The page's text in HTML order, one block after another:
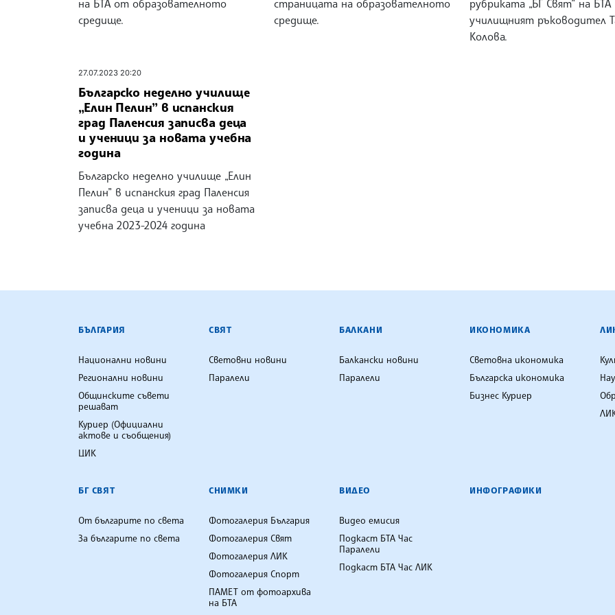
на БТА от образователното
средище.
страницата на образователното
средище.
рубриката „БГ Свят” на БТА
училищният ръководител
Колова.
27.07.2023 20:20
Българско неделно училище
„Елин Пелин” в испанския
град Паленсия записва деца
и ученици за новата учебна
година
Българско неделно училище „Елин
Пелин” в испанския град Паленсия
записва деца и ученици за новата
учебна 2023-2024 година
БЪЛГАРСКА ТЕЛЕГРАФНА АГЕНЦИЯ
БЪЛГАРИЯ
Национални новини
Регионални новини
Общинските съвети
решават
Куриер (Официални
актове и съобщения)
ЦИК
СВЯТ
Световни новини
Паралели
БАЛКАНИ
Балкански новини
Паралели
ИКОНОМИКА
Световна икономика
Българска икономика
Бизнес Куриер
БГ СВЯТ
От българите по света
За българите по света
СНИМКИ
Фотогалерия България
Фотогалерия Свят
Фотогалерия ЛИК
Фотогалерия Спорт
ПАМЕТ от фотоархива
на БТА
ВИДЕО
Видео емисия
Подкаст БТА Час
Паралели
Подкаст БТА Час ЛИК
ИНФОГРАФИКИ